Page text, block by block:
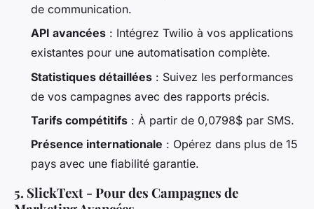
de communication.
API avancées : Intégrez Twilio à vos applications
existantes pour une automatisation complète.
Statistiques détaillées : Suivez les performances
de vos campagnes avec des rapports précis.
Tarifs compétitifs : À partir de 0,0798$ par SMS.
Présence internationale : Opérez dans plus de 15
pays avec une fiabilité garantie.
5. SlickText - Pour des Campagnes de